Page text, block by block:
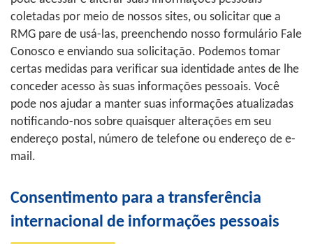
coletadas por meio de nossos sites, ou solicitar que a
RMG pare de usá-las, preenchendo nosso formulário Fale
Conosco e enviando sua solicitação. Podemos tomar
certas medidas para verificar sua identidade antes de lhe
conceder acesso às suas informações pessoais. Você
pode nos ajudar a manter suas informações atualizadas
notificando-nos sobre quaisquer alterações em seu
endereço postal, número de telefone ou endereço de e-
mail.
Consentimento para a transferência
internacional de informações pessoais